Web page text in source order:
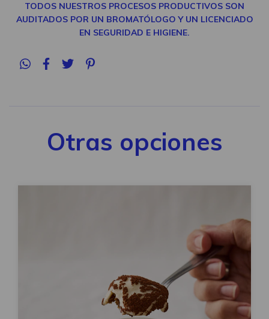
TODOS NUESTROS PROCESOS PRODUCTIVOS SON
AUDITADOS POR UN BROMATÓLOGO Y UN LICENCIADO
EN SEGURIDAD E HIGIENE.
Otras opciones